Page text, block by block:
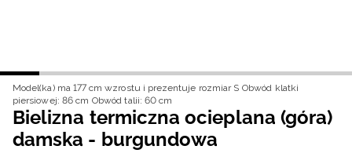
Model(ka) ma 177 cm wzrostu i prezentuje rozmiar S Obwód klatki
piersiowej: 86 cm Obwód talii: 60 cm
Bielizna termiczna ocieplana (góra)
damska - burgundowa